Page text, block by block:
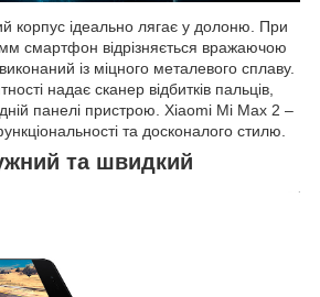
корпус ідеально лягає у долоню. При
смартфон відрізняється вражаючою
із міцного металевого сплаву.
надає сканер відбитків пальців,
панелі пристрою. Xiaomi Mi Max 2 –
та досконалого стилю.
та швидкий